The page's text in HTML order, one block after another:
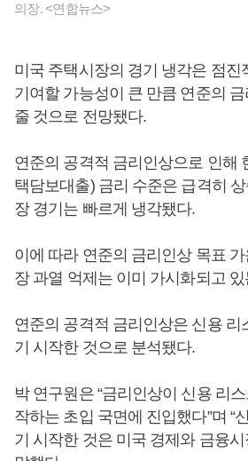
의장. <연합뉴스>
미국 주택시장의 경기 냉각은 점진
기여할 가능성이 큰 만큼 연준의
줄 것으로 전망됐다.
연준의 공격적 금리인상으로 인해
택담보대출) 금리 수준은 급격히
장 경기는 빠르게 냉각됐다.
이에 따라 연준의 금리인상 목표 가
장 과열 억제는 이미 가시화되고
연준의 공격적 금리인상은 신용 리
기 시작한 것으로 분석됐다.
박 연구원은 “금리인상이 신용 리
작하는 초입 국면에 진입했다”며 “
기 시작한 것은 미국 경제와 금융